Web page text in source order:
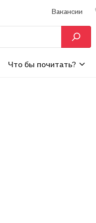
Вакансии
Что бы почитать?